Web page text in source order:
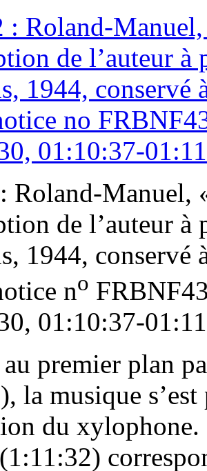
Roland-Manuel,
de l’auteur à
1944,
no
01:10:37-
au premier plan
la musique s’est
du xylophone.